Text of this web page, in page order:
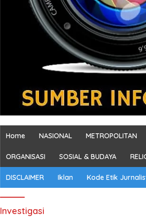
Home NASIONAL METROPOLITAN
ORGANISASI SOSIAL & BUDAYA
DISCLAIMER Iklan Kode Etik
Investigasi